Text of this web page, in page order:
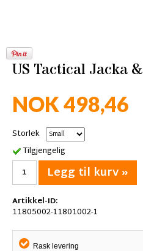
US Tactical Jacka
NOK 498,46
Storlek
Tilgjengelig
Legg til kurv »
Artikkel-ID:
11805002-11801002-1
Rask levering